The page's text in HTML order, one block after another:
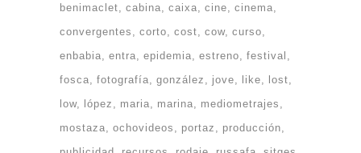
benimaclet
cabina caixa cine
cinema
convergentes
corto cost cow curso
enbabia
entra epidemia estreno
festival
fosca
fotografía gonzález jove like
lost
low
lópez maria marina
mediometrajes
mostaza
ochovideos portaz
producción